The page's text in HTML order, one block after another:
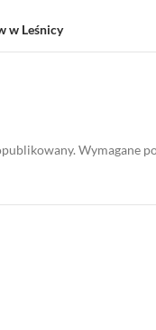
w Leśnicy
Wymagane